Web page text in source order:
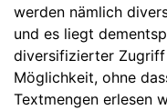
werden nämlich
und es liegt
diversifizierter
Möglichkeit, ohne
Textmengen erlesen